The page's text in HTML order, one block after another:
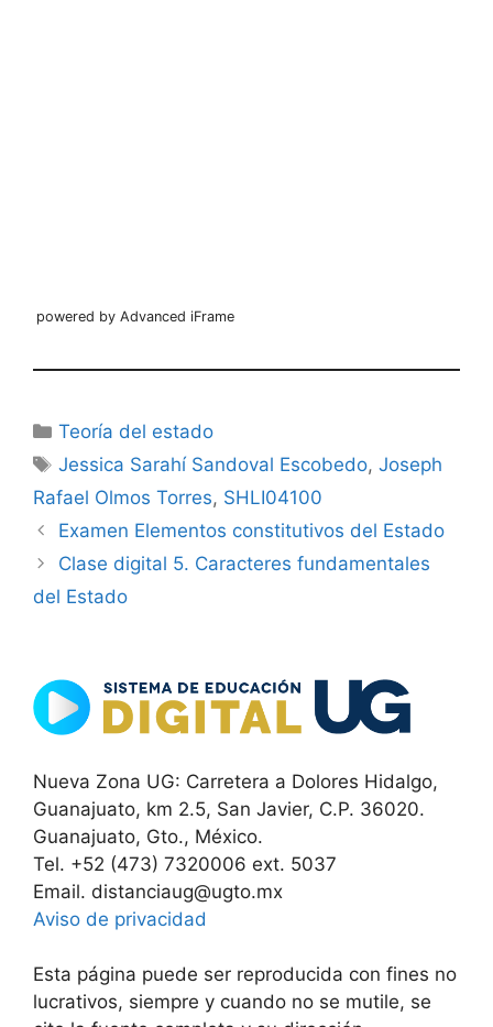
powered by Advanced iFrame
Categorías
Teoría del estado
Etiquetas
Jessica Sarahí Sandoval Escobedo,Joseph
Rafael Olmos Torres, SHLI04100
Examen Elementos constitutivos del Estado
Clase digital 5. Caracteres fundamentales
del Estado
Nueva Zona UG: Carretera a Dolores Hidalgo,
Guanajuato, km 2.5, San Javier, C.P. 36020.
Guanajuato, Gto., México.
Tel. +52 (473) 7320006 ext. 5037
Email. distanciaug@ugto.mx
Aviso de privacidad
Esta página puede ser reproducida con fines no
lucrativos, siempre y cuando no se mutile, se